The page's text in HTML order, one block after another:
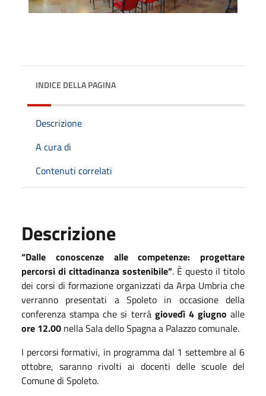
INDICE DELLA PAGINA
Descrizione
A cura di
Contenuti correlati
Descrizione
“Dalle conoscenze alle competenze: progettare
percorsi di cittadinanza sostenibile”. È questo il titolo
dei corsi di formazione organizzati da Arpa Umbria che
verranno presentati a Spoleto in occasione della
conferenza stampa che si terrà giovedì 4 giugno alle
ore 12.00 nella Sala dello Spagna a Palazzo comunale.
I percorsi formativi, in programma dal 1 settembre al 6
ottobre, saranno rivolti ai docenti delle scuole del
Comune di Spoleto.